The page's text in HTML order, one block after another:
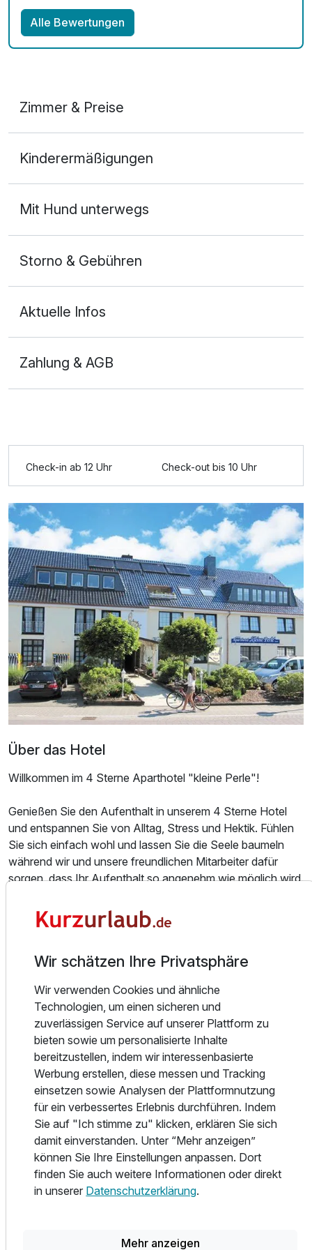
Alle Bewertungen
Zimmer & Preise
2 Erwachsene
Ausstattung
Zusatznächte
Für 3 Tage p.P. ab179,00 €
Doppelzimmer Deluxe
Ausstattung
Kinderermäßigungen
Mit Hund unterwegs
Storno & Gebühren
Aktuelle Infos
Zahlung & AGB
Check-in ab 12 Uhr Check-out bis 10 Uhr
Über das Hotel
Willkommen im 4 Sterne Aparthotel "kleine Perle"!
Genießen Sie den Aufenthalt in unserem 4 Sterne Hotel
und entspannen Sie von Alltag, Stress und Hektik. Fühlen
Sie sich einfach wohl und lassen Sie die Seele baumeln
während wir und unsere freundlichen Mitarbeiter dafür
sorgen, dass Ihr Aufenthalt so angenehm wie möglich wird.
Gastfreundschaft dafür sorgen, dass der Urlaub in der
„Kleinen Perle“ in Cuxhaven unvergesslich bleibt
Unser 4 Sterne Aparthotel hat 22 Zimmer. Aufgeteilt in 10
im Erdgeschoss mit Terrasse und Strandkorb eine Suite mit
großer Dachterrasse und Strandkorb. 2 großzügige Suiten
in der 2. Etage 1x mit Whirlpool im Badezimmer und 1x mit
Kamin im Wohnzimmer.
Alle unsere Hotelzimmer sind hell und freundlich
eingerichtet sowie mit liebe zum Detail ausgestattet. Sie
verfügen alle über Dusche/WC, Föhn, Telefon, Minibar und
Zimmersafe. In unseren Studios sowie unserer Suite liegen
Bademänteln für Sie bereit.
Wir werden mit unserer ganz persönlichen und herzlichen
Gastfreundschaft dafür sorgen, dass der Urlaub in der
Wir schätzen Ihre Privatsphäre
Wir verwenden Cookies und ähnliche
Technologien, um einen sicheren und
zuverlässigen Service auf unserer Plattform zu
bieten sowie um personalisierte Inhalte
bereitzustellen, indem wir interessenbasierte
Werbung erstellen, diese messen und Tracking
einsetzen sowie Analysen der Plattformnutzung
für ein verbessertes Erlebnis durchführen. Indem
Sie auf "Ich stimme zu" klicken, erklären Sie sich
damit einverstanden. Unter “Mehr anzeigen”
können Sie Ihre Einstellungen anpassen. Dort
finden Sie auch weitere Informationen oder direkt
in unserer Datenschutzerklärung.
Mehr anzeigen